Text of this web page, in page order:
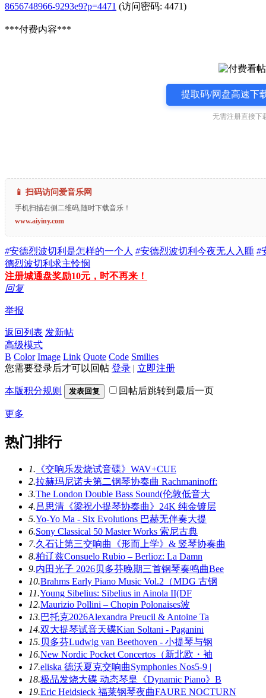
8656748966-9293e9?p=4471 (访问密码: 4471)
***付费内容***
提取码/网盘高速下
无需注册直接下
📱 扫码访问爱音乐网
手机扫描右侧二维码,随时下载音乐！
www.aiyiny.com
#安德烈波切利是怎样的一个人 #安德烈波切利今夜无人入睡 #
德烈波切利求主怜悯
注册城通盘奖励10元，时不再来！
回复
举报
返回列表 发新帖
高级模式
B Color Image Link Quote Code Smilies
您需要登录后才可以回帖 登录 | 立即注册
本版积分规则 发表回复 回帖后跳转到最后一页
更多
热门排行
1. 《交响乐发烧试音碟》WAV+CUE
2.拉赫玛尼诺夫第二钢琴协奏曲 Rachmaninoff:
3.The London Double Bass Sound(伦敦低音大
4.吕思清《梁祝小提琴协奏曲》24K 纯金镀层
5.Yo-Yo Ma - Six Evolutions 巴赫无伴奏大提
6.Sony Classical 50 Master Works 索尼古典
7.久石让第三交响曲《形而上学》& 竖琴协奏曲
8.柏辽兹Consuelo Rubio – Berlioz: La Damn
9.内田光子 2026贝多芬晚期三首钢琴奏鸣曲Bee
10.Brahms Early Piano Music Vol.2（MDG 古钢
11.Young Sibelius: Sibelius in Ainola II(DF
12.Maurizio Pollini – Chopin Polonaises波
13.巴托克2026Alexandra Preucil & Antoine Ta
14.双大提琴试音天碟Kian Soltani - Paganini
15.贝多芬Ludwig van Beethoven - 小提琴与钢
16.New Nordic Pocket Concertos（新北欧・袖
17.eliska 德沃夏克交响曲Symphonies Nos5-9 |
18.极品发烧大碟 动态琴皇《Dynamic Piano》B
19.Eric Heidsieck 福莱钢琴夜曲FAURE NOCTURN